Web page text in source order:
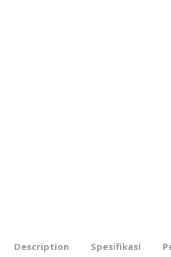
Description Spesifikasi